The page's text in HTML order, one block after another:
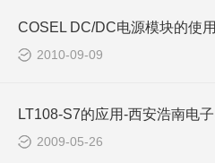
COSEL DC/DC电源模块的使用
2010-09-09
2009-05-26